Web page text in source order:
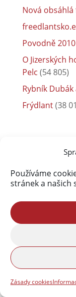
Používáme
stránek a našich
Zásady cookies
Nová
Povodně 2010
O Jizerských
Pelc (54 805)
Rybník
Frýdlant(38